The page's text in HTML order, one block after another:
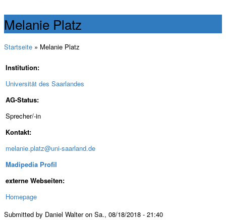
Melanie Platz
Startseite » Melanie Platz
Institution:
Universität des Saarlandes
AG-Status:
Sprecher/-in
Kontakt:
melanie.platz@uni-saarland.de
Madipedia Profil
externe Webseiten:
Homepage
Submitted by Daniel Walter on Sa., 08/18/2018 - 21:40